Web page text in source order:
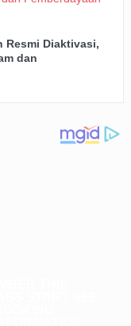
Resmi Diaktivasi,
dan